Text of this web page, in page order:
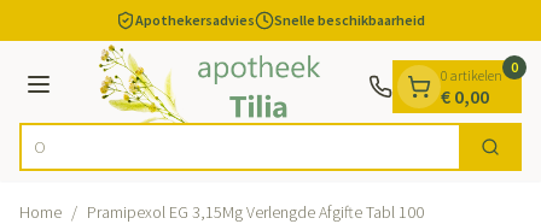
Ga naar de inhoudApothekersadvies Snelle beschikbaarheid
Menu
Product, merk, categorie...
Op zo Zoek
0 artikelen
€ 0,00
0
Home / Pramipexol EG 3,15Mg Verlengde Afgifte Tabl 100